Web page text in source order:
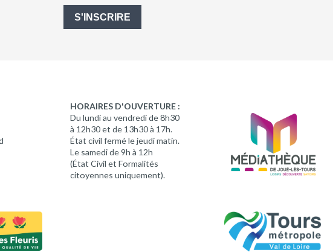
S'INSCRIRE
HORAIRES D'OUVERTURE :
Du lundi au vendredi de 8h30
à 12h30 et de 13h30 à 17h.
État civil fermé le jeudi matin.
Le samedi de 9h à 12h
(État Civil et Formalités
citoyennes uniquement).